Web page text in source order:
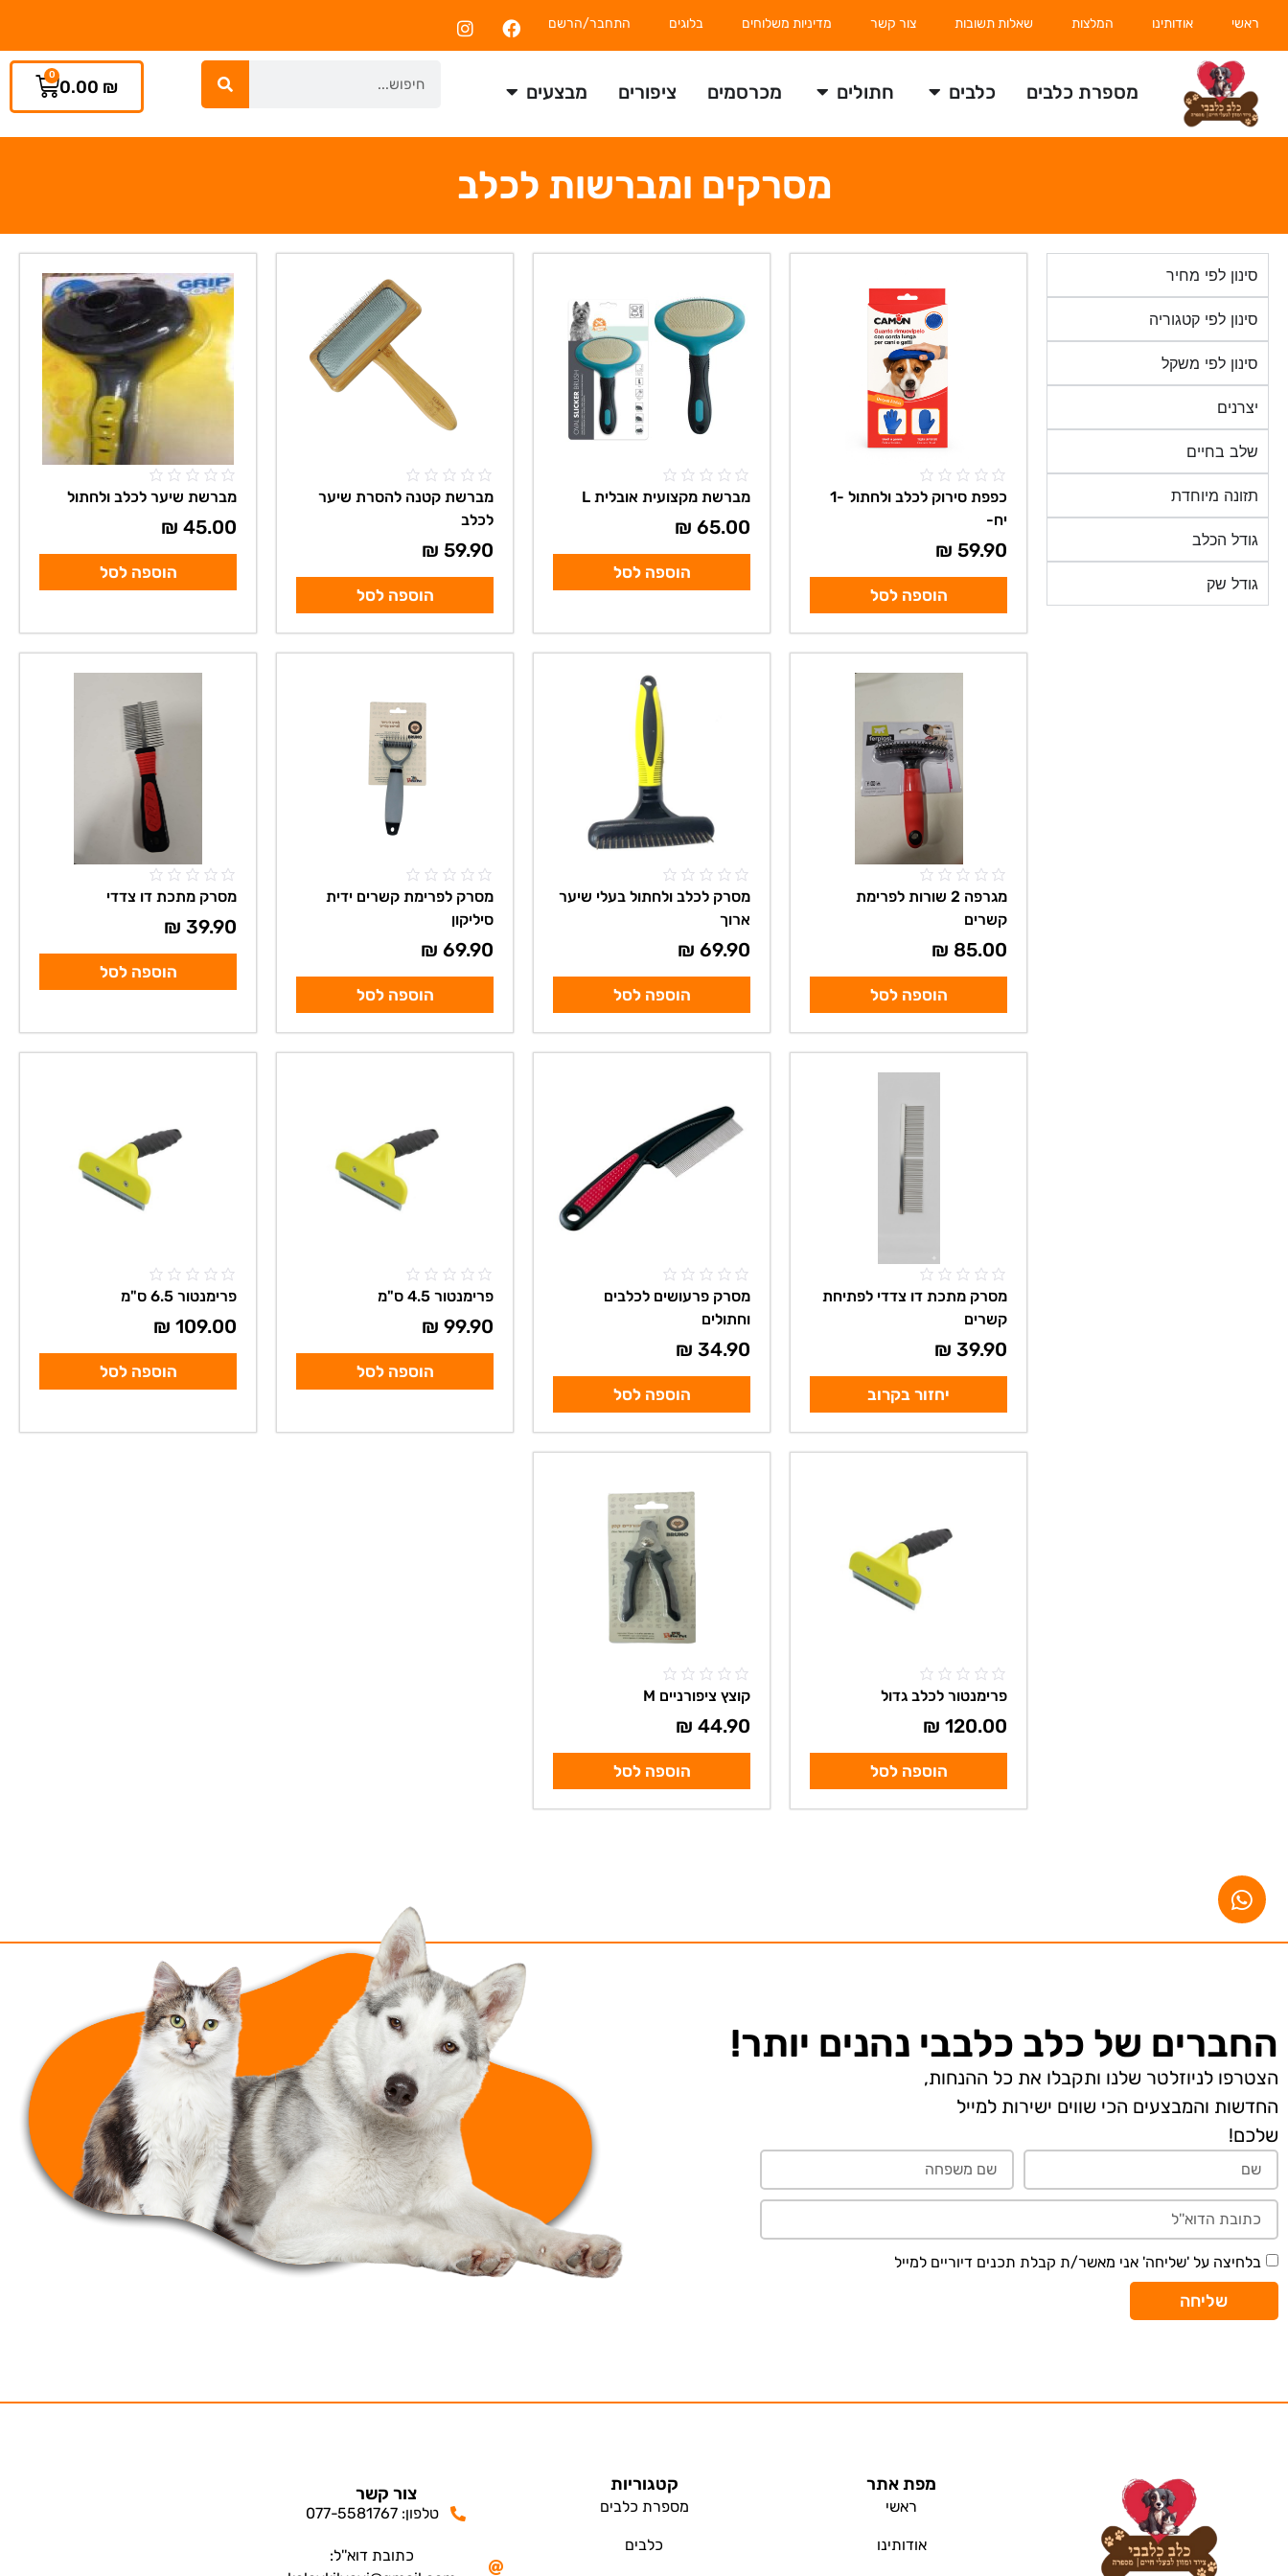
ראשי אודותינו המלצות שאלות תשובות צור קשר מדיניות משלוחים בלוגים התחבר/הרשם
מספרת כלבים כלבים חתולים מכרסמים ציפורים מבצעים 0.00 ₪
0
מסרקים ומברשות לכלב
סינון לפי מחיר
סינון לפי קטגוריה
סינון לפי משקל
יצרנים
שלב בחיים
תזונה מיוחדת
גודל הכלב
גודל שק
כפפת סירוק לכלב ולחתול -1
יח-
59.90
₪
הוספה לסל
מברשת מקצועית אובלית L
65.00
₪
הוספה לסל
מברשת קטנה להסרת שיער
לכלב
59.90
₪
הוספה לסל
מברשת שיער לכלב ולחתול
45.00
₪
הוספה לסל
מגרפה 2 שורות לפרימת
קשרים
85.00
₪
הוספה לסל
מסרק לכלב ולחתול בעלי שיער
ארוך
69.90
₪
הוספה לסל
מסרק לפרימת קשרים ידית
סיליקון
69.90
₪
הוספה לסל
מסרק מתכת דו צדדי
39.90
₪
הוספה לסל
מסרק מתכת דו צדדי לפתיחת
קשרים
39.90
₪
יחזור בקרוב
מסרק פרעושים לכלבים
וחתולים
34.90
₪
הוספה לסל
פרימנטור 4.5 ס"מ
99.90
₪
הוספה לסל
פרימנטור 6.5 ס"מ
109.00
₪
הוספה לסל
פרימנטור לכלב גדול
120.00
₪
הוספה לסל
קוצץ ציפורניים M
44.90
₪
הוספה לסל
החברים של כלב כלבבי נהנים יותר!
הצטרפו לניוזלטר שלנו ותקבלו את כל ההנחות,
החדשות והמבצעים הכי שווים ישירות למייל
שלכם!
בלחיצה על 'שליחה' אני מאשר/ת קבלת תכנים דיוריים למייל
שליחה
צור קשר
טלפון: 077-5581767
כתובת דוא''ל:
קטגוריות
מספרת כלבים
כלבים
מפת אתר
ראשי
אודותינו